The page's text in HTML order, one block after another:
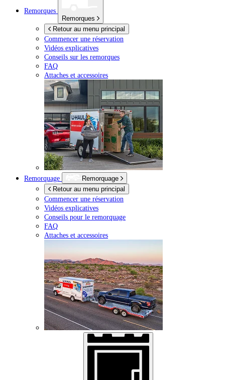
Remorques
Remorques
Retour au menu principal
Commencer une réservation
Vidéos explicatives
Conseils sur les remorques
FAQ
Attaches et accessoires
Remorquage
Remorquage
Retour au menu principal
Commencer une réservation
Vidéos explicatives
Conseils pour le remorquage
FAQ
Attaches et accessoires